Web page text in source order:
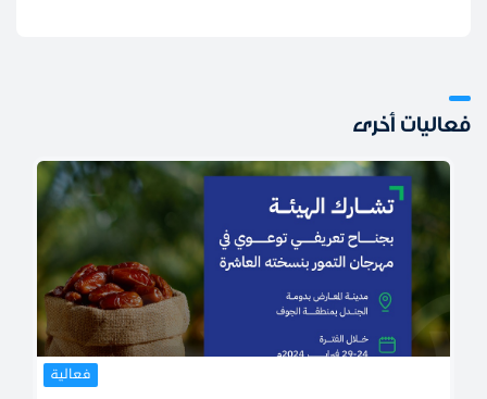
فعاليات أخرى
فعالية